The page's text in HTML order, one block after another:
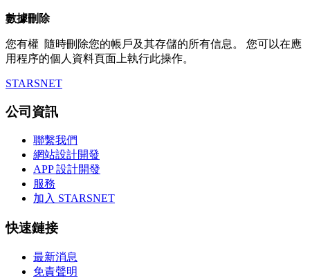
數據刪除
您有權 隨時刪除您的帳戶及其存儲的所有信息。 您可以在應
用程序的個人資料頁面上執行此操作。
STARSNET
公司資訊
聯繫我們
網站設計開發
APP 設計開發
服務
加入 STARSNET
快速鏈接
最新消息
免責聲明